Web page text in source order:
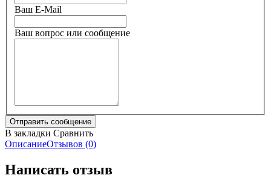
Ваш E-Mail
Ваш вопрос или сообщение
В закладки Сравнить
ОписаниеОтзывов (0)
Написать отзыв